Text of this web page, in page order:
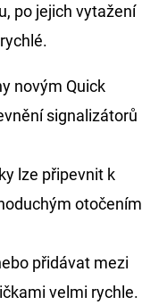
po jejich vytažení
novým Quick
signalizátorů
lze připevnit k
otočením
přidávat mezi
velmi rychle.